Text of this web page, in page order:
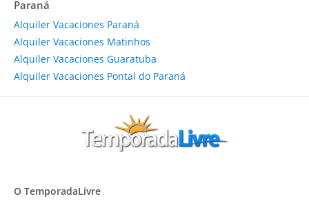
Paraná
Alquiler Vacaciones Paraná
Alquiler Vacaciones Matinhos
Alquiler Vacaciones Guaratuba
Alquiler Vacaciones Pontal do Paraná
O TemporadaLivre